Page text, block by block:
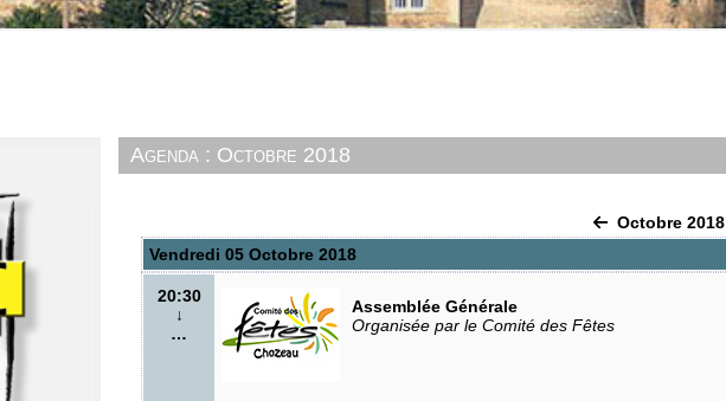
Agenda : Octobre 2018
Octobre 2018
Vendredi 05 Octobre 2018
20:30
↓
…
Assemblée Générale
Organisée par le Comité des Fêtes